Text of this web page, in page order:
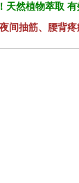
天然植物萃取
间抽筋、腰背